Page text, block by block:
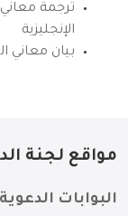
ترجمة معاني
الإنجليزية
بيان معاني
مواقع لجنة
البوابات الدعوية